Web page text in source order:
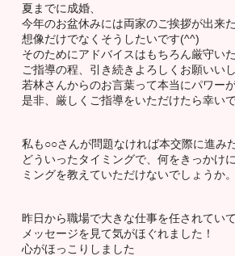
夏までに成婚、
今年のお盆休みには両家のご挨拶が出来
想像だけでなくそうしたいです(^^)
そのためにアドバイスはもちろん厳守いた
ご指導の程、引き続きよろしくお願いいし
若林さんからのお言葉って本当にパワー
是非、厳しくご指導をいただけたら幸い
私も○○さんが問題なければ本交際に進み
どういったタイミングで、何をきっかけ
ミングを教えていただけないでしょうか。
昨日から職場で大きな仕事を任されてい
メッセージを見て気がほぐれました！
心がほっこりしました